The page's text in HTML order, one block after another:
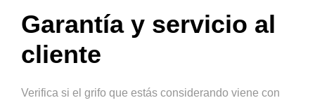
Garantía y servicio al
cliente
Verifica si el grifo que estás considerando viene con